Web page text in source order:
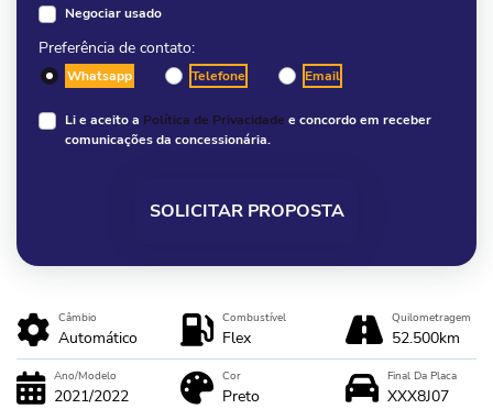
Negociar usado
Preferência de contato:
Whatsapp Telefone Email
Li e aceito a Política de Privacidade e concordo em receber
comunicações da concessionária.
SOLICITAR PROPOSTA
Câmbio
Automático
Combustível
Flex
Quilometragem
52.500km
Ano/Modelo
2021/2022
Cor
Preto
Final Da Placa
XXX8J07